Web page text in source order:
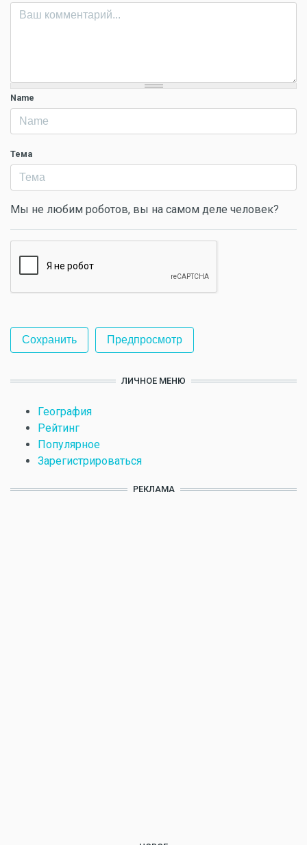
Name
Тема
Мы не любим роботов, вы на самом деле человек?
ЛИЧНОЕ МЕНЮ
География
Рейтинг
Популярное
Зарегистрироваться
РЕКЛАМА